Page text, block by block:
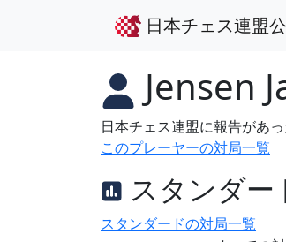
日本チェス連盟
Jensen
日本チェス連盟に報告があ
このプレーヤーの対局一覧
スタンダー
スタンダードの対局一覧